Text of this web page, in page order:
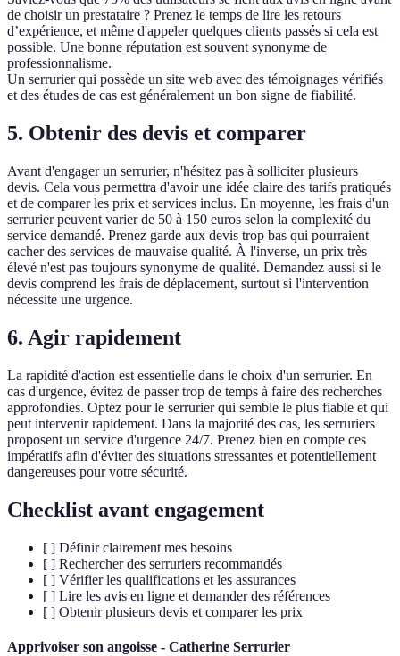
de choisir un prestataire ? Prenez le temps de lire les retours
d’expérience, et même d'appeler quelques clients passés si cela est
possible. Une bonne réputation est souvent synonyme de
professionnalisme.
Un serrurier qui possède un site web avec des témoignages vérifiés
et des études de cas est généralement un bon signe de fiabilité.
5. Obtenir des devis et comparer
Avant d'engager un serrurier, n'hésitez pas à solliciter plusieurs
devis. Cela vous permettra d'avoir une idée claire des tarifs pratiqués
et de comparer les prix et services inclus. En moyenne, les frais d'un
serrurier peuvent varier de 50 à 150 euros selon la complexité du
service demandé. Prenez garde aux devis trop bas qui pourraient
cacher des services de mauvaise qualité. À l'inverse, un prix très
élevé n'est pas toujours synonyme de qualité. Demandez aussi si le
devis comprend les frais de déplacement, surtout si l'intervention
nécessite une urgence.
6. Agir rapidement
La rapidité d'action est essentielle dans le choix d'un serrurier. En
cas d'urgence, évitez de passer trop de temps à faire des recherches
approfondies. Optez pour le serrurier qui semble le plus fiable et qui
peut intervenir rapidement. Dans la majorité des cas, les serruriers
proposent un service d'urgence 24/7. Prenez bien en compte ces
impératifs afin d'éviter des situations stressantes et potentiellement
dangereuses pour votre sécurité.
Checklist avant engagement
[ ] Définir clairement mes besoins
[ ] Rechercher des serruriers recommandés
[ ] Vérifier les qualifications et les assurances
[ ] Lire les avis en ligne et demander des références
[ ] Obtenir plusieurs devis et comparer les prix
Apprivoiser son angoisse - Catherine Serrurier